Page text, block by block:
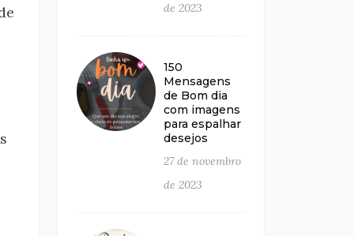
de 2023
150
Mensagens
de Bom dia
com imagens
para espalhar
desejos
27 de novembro
de 2023